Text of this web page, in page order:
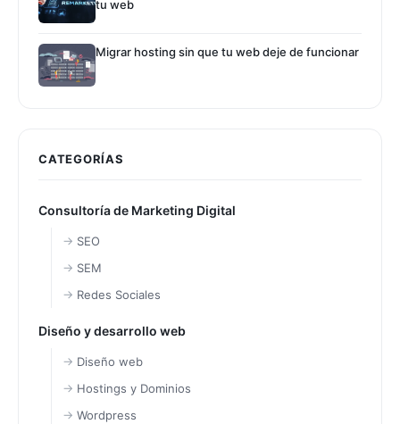
tu web
Migrar hosting sin que tu web deje de funcionar
CATEGORÍAS
Consultoría de Marketing Digital
SEO
SEM
Redes Sociales
Diseño y desarrollo web
Diseño web
Hostings y Dominios
Wordpress